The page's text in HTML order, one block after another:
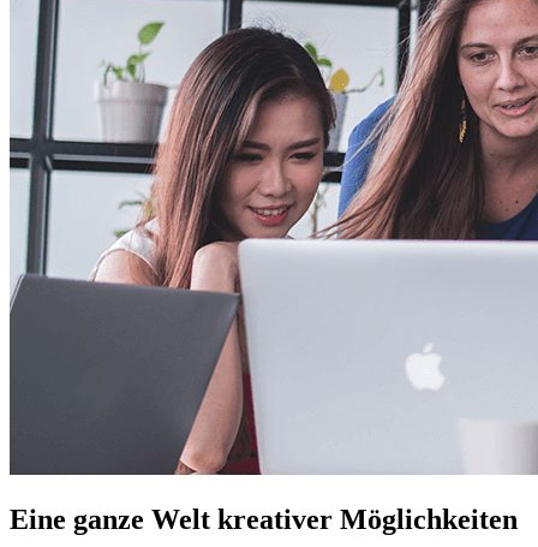
Eine ganze Welt kreativer Möglichkeiten